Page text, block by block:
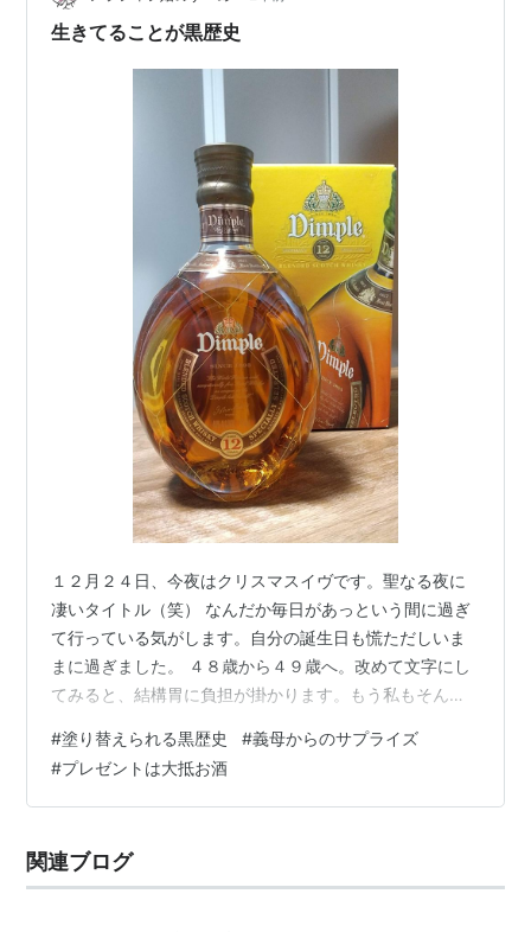
生きてることが黒歴史
１２月２４日、今夜はクリスマスイヴです。聖なる夜に
凄いタイトル（笑） なんだか毎日があっという間に過ぎ
て行っている気がします。自分の誕生日も慌ただしいま
まに過ぎました。 ４８歳から４９歳へ。改めて文字にし
てみると、結構胃に負担が掛かります。もう私もそんな
ぁ」とか言えちゃうんですよね。 ４０年前、９歳。閉じ
こもっていた殻が次第に厚くなってきた頃です。 私は心
身ともに成長が平均より遅く、家族から自己主張は
てもやっても否定しかされず、今でいう「自己肯定感」
など芽生えては踏み潰されて生きてきました。 自…
#塗り替えられる黒歴史 #義母からのサプライズ
#プレゼントは大抵お酒
関連ブログ